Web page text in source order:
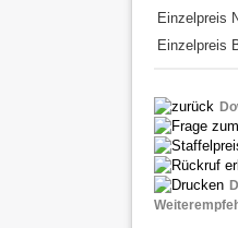
Einzelpreis
Einzelpreis